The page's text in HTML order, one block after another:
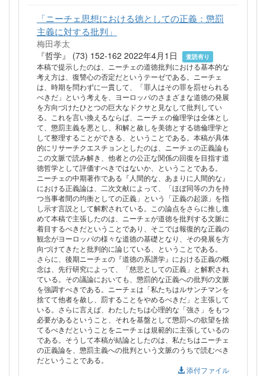
「ニーチェ思想における徳としての正義：懲罰
主義に対する批判」
梅田孝太
『哲学』 (73) 152-162 2022年4月1日
査読有り
本稿で提示したのは、ニーチェの道徳批判における基本的な
考え方は、復讐心の否定だというテーゼである。ニーチェ
は、時期を問わずに一貫して、「罪人はその罪を罰せられる
べきだ」という考えを、ヨーロッパのさまざまな道徳の発展
を方向づけたひとつの巨大なドクサと見なして批判してい
る。これを言い換えるならば、ニーチェの倫理学は全体とし
て、懲罰主義を悪とし、和解と赦しを美徳とする徳倫理学と
して整理することができる、ということである。本稿が具体
的にリサーチクエスチョンとしたのは、ニーチェの正義論も
この文脈で読み解き、他者との公正な関係の回復を目指す道
徳哲学として評価すべきではないか、ということである。
ニーチェの中期著作である『人間的な、あまりに人間的な』
における正義論は、二次文献によって、「ほぼ同等の力を持
つ当事者間の均衡としての正義」という「正義の起源」を指
し示す言説として解釈されている。この論点をさらに推し進
めて本稿で主張したのは、ニーチェが道徳を批判する文脈に
着目するべきだということであり、そこでは報復的な正義の
観念がヨーロッパの様々な道徳の基礎となり、その発展を方
向づけてきたと批判的に論じている、ということである。
さらに、後期ニーチェの『道徳の系譜学』における正義の概
念は、先行研究によって、「慈悲としての正義」と解釈され
ている。その議論においても、懲罰的な正義への批判の文脈
を強調すべきである。ニーチェは「私たちはルサンチマンを
捨てて他者を赦し、罰することをやめるべきだ」と主張して
いる。さらに言えば、わたしたちは心理的な「強さ」をもつ
必要があるということ、それを基盤として懲罰への欲望を捨
てるべきだということをニーチェは規範的に主張しているの
である。そうして本稿が結論としたのは、私たちはニーチェ
の正義論を、懲罰主義への批判という文脈のうちで読むべき
だということである。
添付ファイル